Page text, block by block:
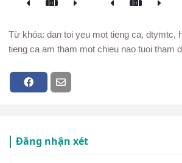
Từ khóa: dan toi yeu mot tieng ca, dtymtc,
tieng ca am tham mot chieu nao tuoi tham
Đăng nhận xét